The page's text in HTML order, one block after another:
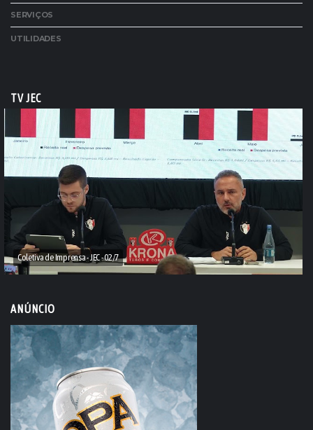
SERVIÇOS
UTILIDADES
TV JEC
Coletiva de Imprensa - JEC - 02/7
ANÚNCIO